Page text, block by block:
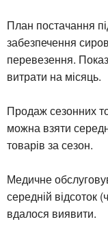
План постачання
забезпечення
перевезення.
витрати на місяць.
Продаж сезонних
можна взяти
товарів за сезон.
Медичне
середній відсоток
вдалося виявити.